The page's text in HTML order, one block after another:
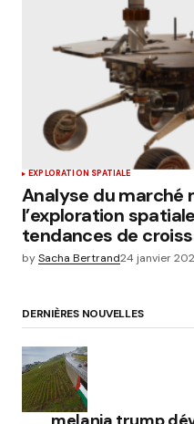
EXPLORATION SPATIALE
Analyse du marché
l’exploration
tendances de
bySacha Bertrand24 janvier
DERNIÈRES NOUVELLES